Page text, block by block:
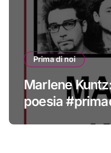
Prima di noi
Marlene
poesia